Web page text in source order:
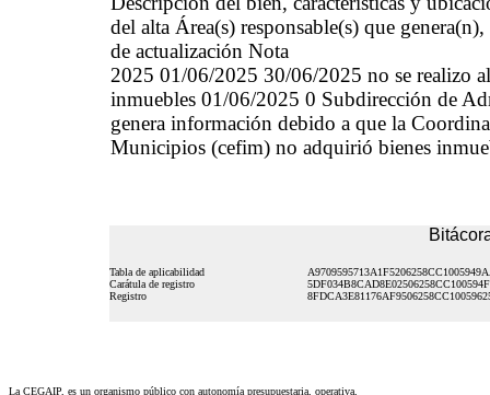
del alta Área(s) responsable(s) que
de actualización Nota
2025 01/06/2025 30/06/2025 no se realizo
inmuebles 01/06/2025 0 Subdirección de
genera información debido a que la
Municipios (cefim) no adquirió bienes
Tabla de aplicabilidad
Carátula de registro
Registro
La CEGAIP, es un organismo público con autonomía presupuestaria, operativa,